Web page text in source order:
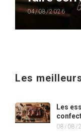
04/08/2026
Les
Les
08/08/